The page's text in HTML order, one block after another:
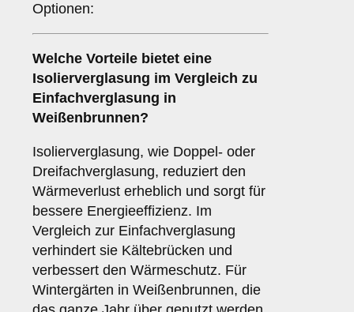
Optionen:
Welche Vorteile bietet eine
Isolierverglasung im Vergleich zu
Einfachverglasung in
Weißenbrunnen?
Isolierverglasung, wie Doppel- oder
Dreifachverglasung, reduziert den
Wärmeverlust erheblich und sorgt für
bessere Energieeffizienz. Im
Vergleich zur Einfachverglasung
verhindert sie Kältebrücken und
verbessert den Wärmeschutz. Für
Wintergärten in Weißenbrunnen, die